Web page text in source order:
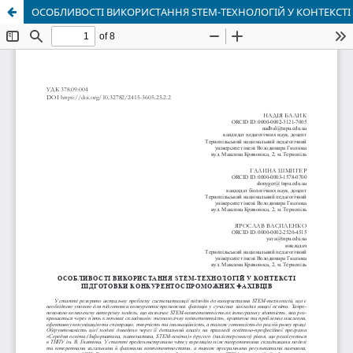
ОСОБЛИВОСТІ ВИКОРИСТАННЯ STEM-ТЕХНОЛОГІЙ У